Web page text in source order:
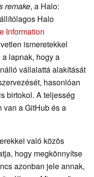
remake, a Halo:
Halo
Information
ismeretekkel
lapnak, hogy a
vállalattá alakítását
hasonlóan
birtokol. A teljesség
van a GitHub és a
való közös
hogy megkönnyítse
azonban jele annak,